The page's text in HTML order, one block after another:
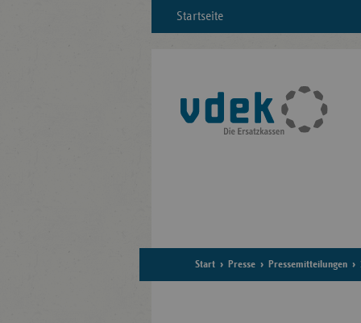
Startseite
Start Presse Pressemitteilungen